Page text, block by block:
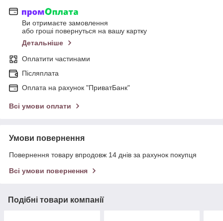
Ви отримаєте замовлення
або гроші повернуться на вашу картку
Детальніше
Оплатити частинами
Післяплата
Оплата на рахунок "ПриватБанк"
Всі умови оплати
Умови повернення
Повернення товару впродовж 14 днів за рахунок покупця
Всі умови повернення
Подібні товари компанії